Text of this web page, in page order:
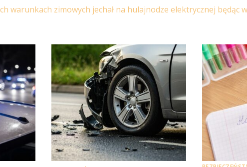
warunkach zimowych jechał na hulajnodze elektrycznej będąc